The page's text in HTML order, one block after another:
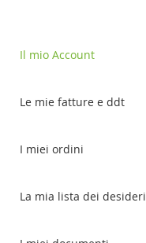
Il mio Account
Le mie fatture e ddt
I miei ordini
La mia lista dei desideri